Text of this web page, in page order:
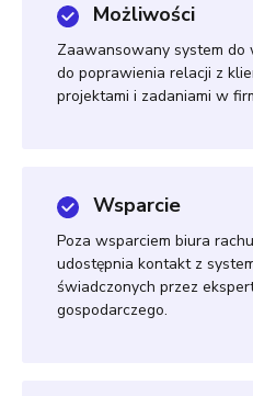
Możliwości
Zaawansowany system do
do poprawienia relacji z
projektami i zadaniami w
Wsparcie
Poza wsparciem biura
udostępnia kontakt z
świadczonych przez
gospodarczego.